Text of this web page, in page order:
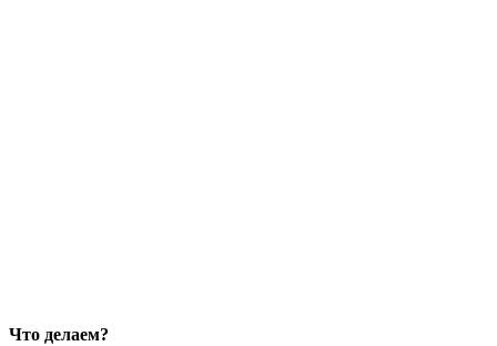
Что делаем?